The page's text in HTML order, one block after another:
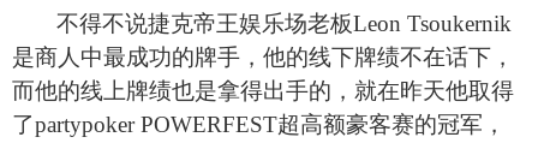
不得不说捷克帝王娱乐场老板Leon Tsoukernik
是商人中最成功的牌手，他的线下牌绩不在话下，
而他的线上牌绩也是拿得出手的，就在昨天他取得
了partypoker POWERFEST超高额豪客赛的冠军，